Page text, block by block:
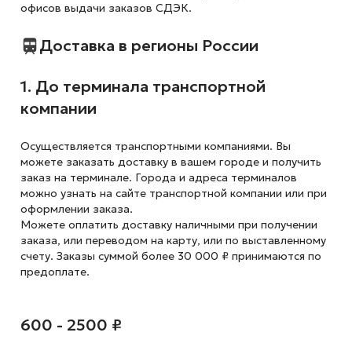
офисов выдачи заказов СДЭК.
Доставка в регионы России
1. До терминала транспортной
компании
Осуществляется транспортными компаниями. Вы
можете заказать доставку в вашем городе и получить
заказ на терминале. Города и адреса терминалов
можно узнать на сайте транспортной компании или при
оформлении заказа.
Можете оплатить доставку наличными при получении
заказа, или переводом на карту, или по выставленному
счету. Заказы суммой более 30 000 ₽ принимаются по
предоплате.
600 - 2500 ₽